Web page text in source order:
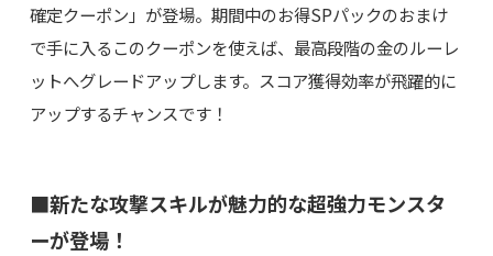
確定クーポン」が登場。期間中のお得SPパックのおまけ
で手に入るこのクーポンを使えば、最高段階の金のルーレ
ットへグレードアップします。スコア獲得効率が飛躍的に
アップするチャンスです！
■新たな攻撃スキルが魅力的な超強力モンスタ
ーが登場！